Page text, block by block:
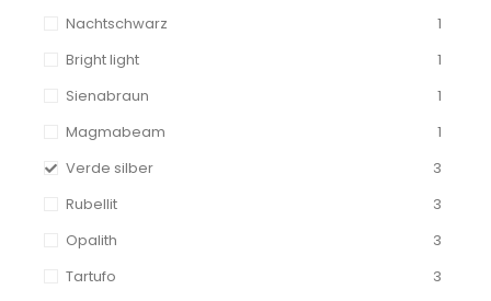
Nachtschwarz
1
Bright light
1
Sienabraun
1
Magmabeam
1
Verde silber
3
Rubellit
3
Opalith
3
Tartufo
3